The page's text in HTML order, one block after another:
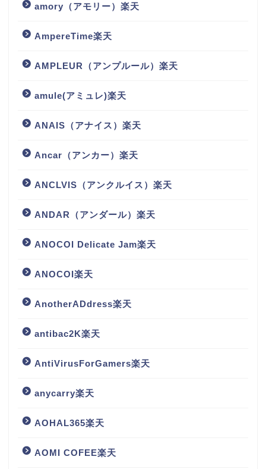
amory（アモリー）楽天
AmpereTime楽天
AMPLEUR（アンプルール）楽天
amule(アミュレ)楽天
ANAIS（アナイス）楽天
Ancar（アンカー）楽天
ANCLVIS（アンクルイス）楽天
ANDAR（アンダール）楽天
ANOCOI Delicate Jam楽天
ANOCOI楽天
AnotherADdress楽天
antibac2K楽天
AntiVirusForGamers楽天
anycarry楽天
AOHAL365楽天
AOMI COFEE楽天